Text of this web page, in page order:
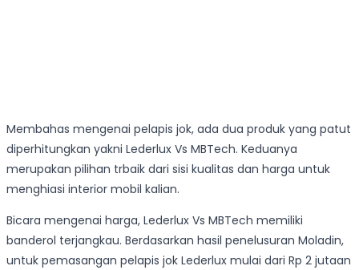
Membahas mengenai pelapis jok, ada dua produk yang patut
diperhitungkan yakni Lederlux Vs MBTech. Keduanya
merupakan pilihan trbaik dari sisi kualitas dan harga untuk
menghiasi interior mobil kalian.
Bicara mengenai harga, Lederlux Vs MBTech memiliki
banderol terjangkau. Berdasarkan hasil penelusuran Moladin,
untuk pemasangan pelapis jok Lederlux mulai dari Rp 2 jutaan